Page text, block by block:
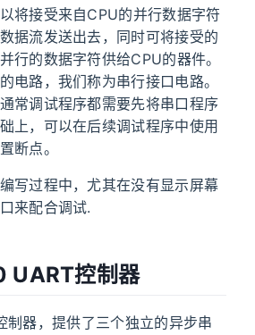
将接受来自CPU的并行数据字符
据流发送出去，同时可将接受的
行的数据字符供给CPU的器件。
电路，我们称为串行接口电路。
常调试程序都需要先将串口程序
上，可以在后续调试程序中使用
断点。
写过程中，尤其在没有显示屏幕
来配合调试.
控制器
器，提供了三个独立的异步串